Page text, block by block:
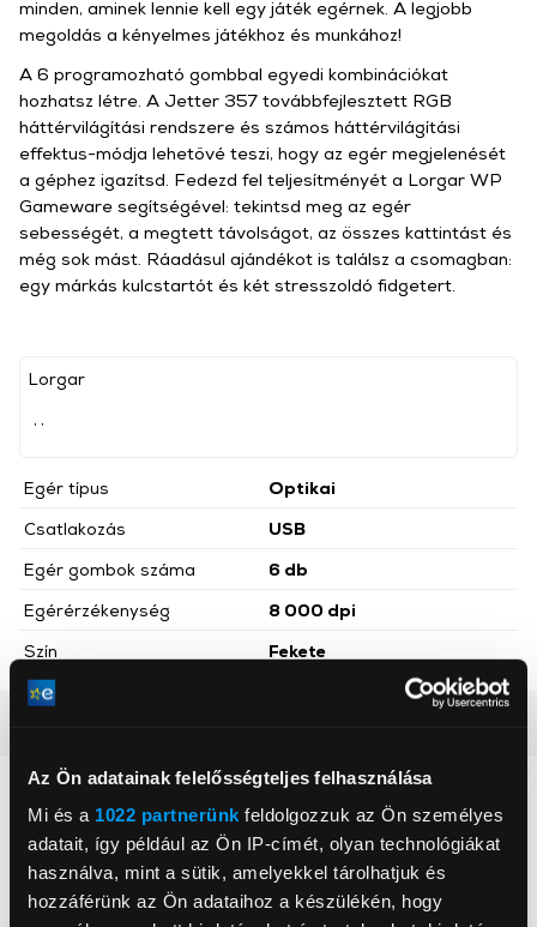
Az Ön adatainak felelősségteljes felhasználása
Mi és a 1022 partnerünk feldolgozzuk az Ön személyes
adatait, így például az Ön IP-címét, olyan technológiákat
használva, mint a sütik, amelyekkel tárolhatjuk és
hozzáférünk az Ön adataihoz a készülékén, hogy
Lorgar
Egér típus
Optikai
Csatlakozás
USB
Egér gombok száma
6 db
Egérérzékenység
8 000 dpi
Szín
Fekete
minden, aminek lennie kell egy játék egérnek. A legjobb
megoldás a kényelmes játékhoz és munkához!
A 6 programozható gombbal egyedi kombinációkat
hozhatsz létre. A Jetter 357 továbbfejlesztett RGB
háttérvilágítási rendszere és számos háttérvilágítási
effektus-módja lehetővé teszi, hogy az egér megjelenését
a géphez igazítsd. Fedezd fel teljesítményét a Lorgar WP
Gameware segítségével: tekintsd meg az egér
sebességét, a megtett távolságot, az összes kattintást és
még sok mást. Ráadásul ajándékot is találsz a csomagban:
egy márkás kulcstartót és két stresszoldó fidgetert.